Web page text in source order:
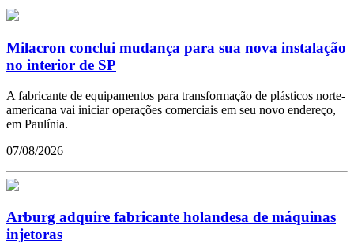
Milacron conclui mudança para sua nova instalação
no interior de SP
A fabricante de equipamentos para transformação de plásticos norte-
americana vai iniciar operações comerciais em seu novo endereço,
em Paulínia.
07/08/2026
Arburg adquire fabricante holandesa de máquinas
injetoras